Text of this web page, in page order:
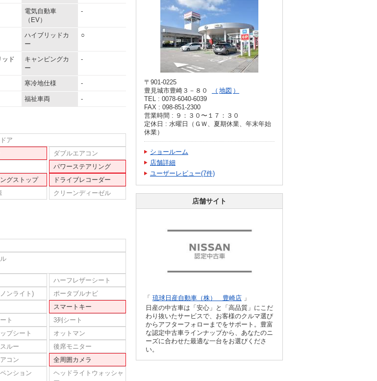
電気自動車
（EV）
-
ハイブリッドカ
ー
○
ッド
キャンピングカ
ー
-
寒冷地仕様 -
福祉車両 -
ア
ダブルエアコン
パワーステアリング
グストップ
ドライブレコーダー
クリーンディーゼル
ハーフレザーシート
ンライト)
ポータブルナビ
スマートキー
ト
3列シート
プシート
オットマン
ルー
後席モニター
コン
全周囲カメラ
ンション
ヘッドライトウォッシャ
〒901-0225
豊見城市豊崎３－８０
地図
TEL : 0078-6040-6039
FAX : 098-851-2300
営業時間 : ９：３０〜１７：３０
定休日 : 水曜日（ＧＷ、夏期休業、年末年始
休業）
ショールーム
店舗詳細
ユーザーレビュー(7件)
店舗サイト
「 琉球日産自動車（株） 豊崎店 」
日産の中古車は「安心」と「高品質」にこだ
わり抜いたサービスで、お客様のクルマ選び
からアフターフォローまでをサポート。豊富
な認定中古車ラインナップから、あなたのニ
ーズに合わせた最適な一台をお選びくださ
い。